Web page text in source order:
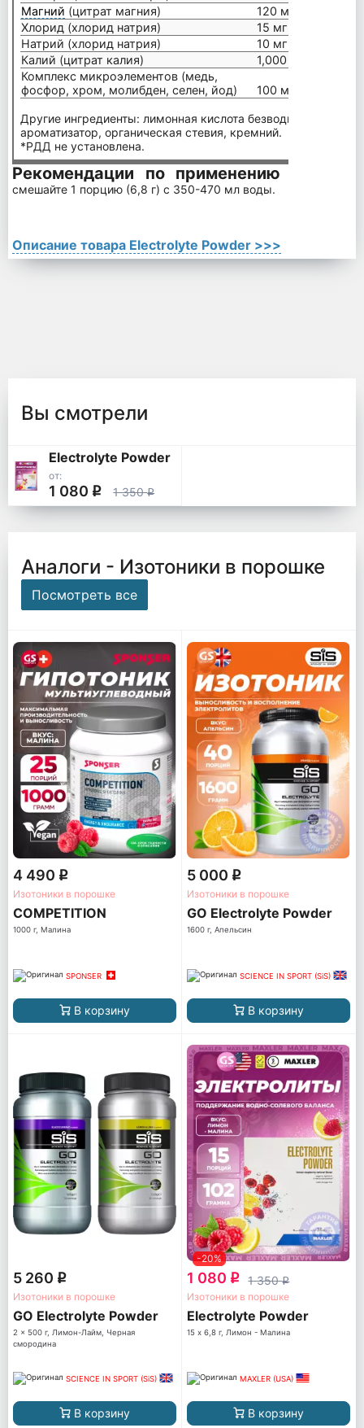
Магний (цитрат магния)
120 мг
Хлорид (хлорид натрия)
15 мг
Натрий (хлорид натрия)
10 мг
Калий (цитрат калия)
1,000 мг
Комплекс микроэлементов (медь,
фосфор, хром, молибден, селен, йод)
100 мг
Другие ингредиенты: лимонная кислота безводная,
ароматизатор, органическая стевия, кремний.
*РДД не установлена.
Рекомендации по применению
смешайте 1 порцию (6,8 г) с 350-470 мл воды.
Описание товара Electrolyte Powder >>>
Вы смотрели
Electrolyte Powder
от:
1 080 q 1 350q
Аналоги - Изотоники в порошке
Посмотреть все
4 490 q
Изотоники в порошке
COMPETITION
1000 г, Малина
SPONSER
В корзину
5 000 q
Изотоники в порошке
GO Electrolyte Powder
1600 г, Апельсин
SCIENCE IN SPORT (SiS)
В корзину
5 260 q
Изотоники в порошке
GO Electrolyte Powder
2 x 500 г, Лимон-Лайм, Черная
смородина
SCIENCE IN SPORT (SiS)
В корзину
-20%
1 080 q 1 350q
Изотоники в порошке
Electrolyte Powder
15 х 6,8 г, Лимон - Малина
MAXLER (USA)
В корзину